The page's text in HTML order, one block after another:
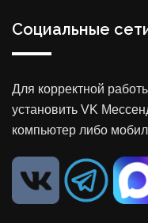
Социальные
Для корректной
установить VK
компьютер либо